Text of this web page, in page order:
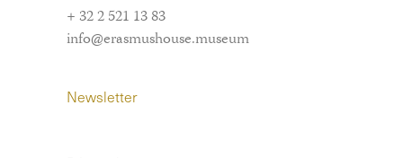
+ 32 2 521 13 83
info@erasmushouse.museum
Newsletter